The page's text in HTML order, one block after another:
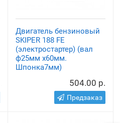
Двигатель бензиновый
SKIPER 188 FE
(электростартер) (вал
ф25мм х60мм.
Шпонка7мм)
504.00 р.
Предзаказ